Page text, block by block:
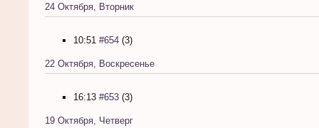
24 Октября, Вторник
10:51 #654 (3)
22 Октября, Воскресенье
16:13 #653 (3)
19 Октября, Четверг